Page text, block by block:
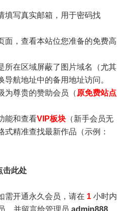
填写真实邮箱，用于密码找
面，查看本站位您准备的免费高
所在区域屏蔽了图片域名（尤其
导航地址中的备用地址访问。
为尊贵的赞助会员（ 原免费站点
能和查看VIP板块 （新手会员无
精准查找最新作品（示例：
击此处
需开通永久会员，请在 1 小时内
，并留言给管理员 admin888